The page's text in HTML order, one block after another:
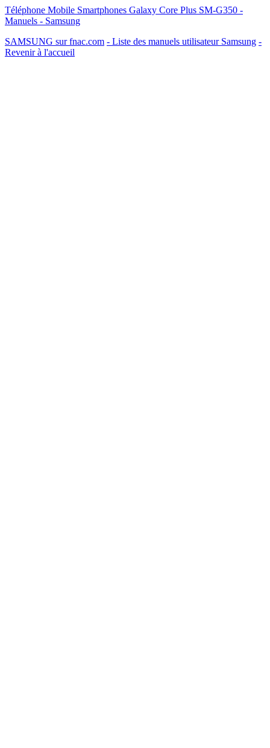
Téléphone Mobile Smartphones Galaxy Core Plus SM-G350 -
Manuels - Samsung
SAMSUNG sur fnac.com - Liste des manuels utilisateur Samsung -
Revenir à l'accueil